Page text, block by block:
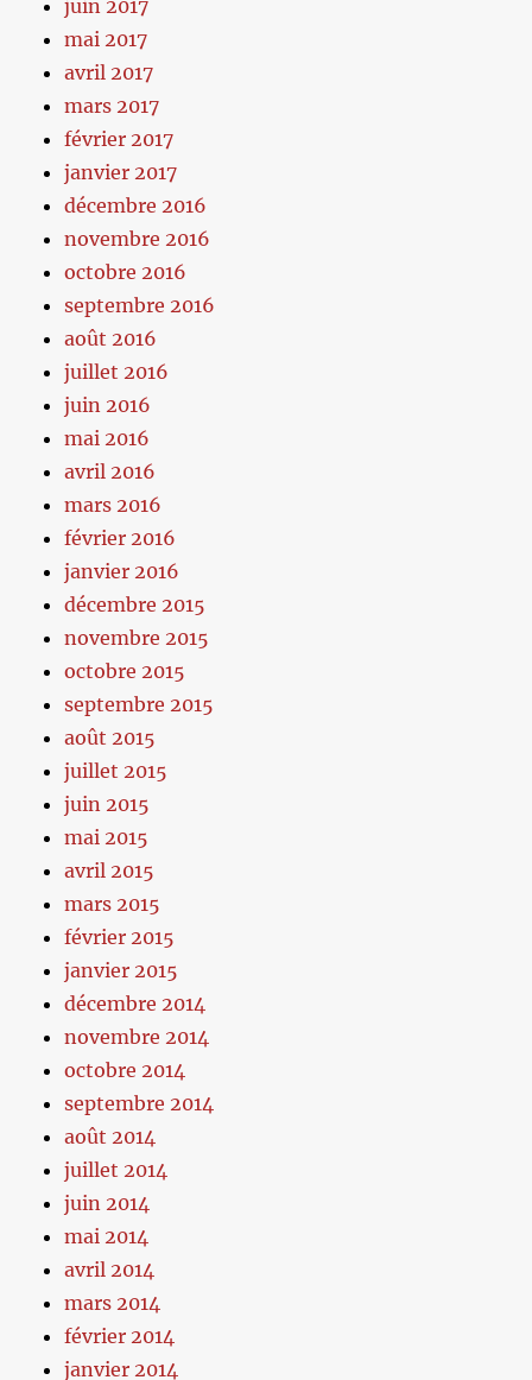
juin 2017
mai 2017
avril 2017
mars 2017
février 2017
janvier 2017
décembre 2016
novembre 2016
octobre 2016
septembre 2016
août 2016
juillet 2016
juin 2016
mai 2016
avril 2016
mars 2016
février 2016
janvier 2016
décembre 2015
novembre 2015
octobre 2015
septembre 2015
août 2015
juillet 2015
juin 2015
mai 2015
avril 2015
mars 2015
février 2015
janvier 2015
décembre 2014
novembre 2014
octobre 2014
septembre 2014
août 2014
juillet 2014
juin 2014
mai 2014
avril 2014
mars 2014
février 2014
janvier 2014